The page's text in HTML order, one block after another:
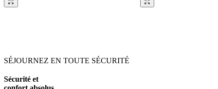
SÉJOURNEZ EN TOUTE SÉCURITÉ
Sécurité et